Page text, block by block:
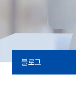
블로그